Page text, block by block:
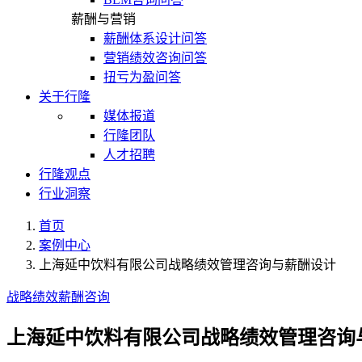
薪酬与营销
薪酬体系设计问答
营销绩效咨询问答
扭亏为盈问答
关于行隆
媒体报道
行隆团队
人才招聘
行隆观点
行业洞察
首页
案例中心
上海延中饮料有限公司战略绩效管理咨询与薪酬设计
战略绩效薪酬咨询
上海延中饮料有限公司战略绩效管理咨询